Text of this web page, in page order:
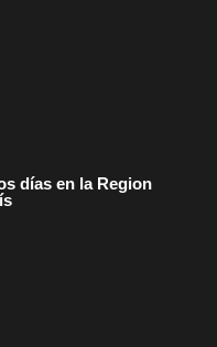
días en la Region